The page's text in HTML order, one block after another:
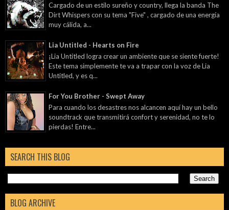
Cargado de un estilo sureño y country, llega la banda The
Dirt Whispers con su tema "Five" , cargado de una energía
muy cálida, a...
Lia Untitled - Hearts on Fire
¡Lia Untitled logra crear un ambiente que se siente fuerte!
Este tema simplemente te va a trapar con la voz de Lia
Untitled, y es q...
For You Brother - Swept Away
Para cuando los desastres nos alcancen aquí hay un bello
soundtrack que transmitirá confort y serenidad, no te lo
pierdas! Entre...
SEARCH THIS BLOG
BLOG ARCHIVE